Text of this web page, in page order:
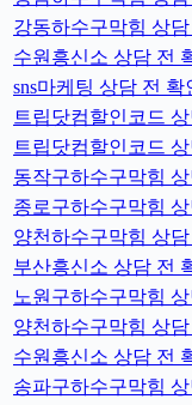
강동하수구막힘 상
수원흥신소 상담 전
sns마케팅 상담 전 확
트립닷컴할인코드
트립닷컴할인코드
동작구하수구막힘
종로구하수구막힘
양천하수구막힘 상
부산흥신소 상담 전
노원구하수구막힘
양천하수구막힘 상
수원흥신소 상담 전
송파구하수구막힘